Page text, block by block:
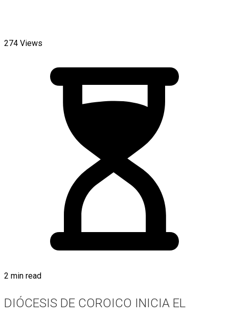
274 Views
2 min read
DIÓCESIS DE COROICO INICIA EL